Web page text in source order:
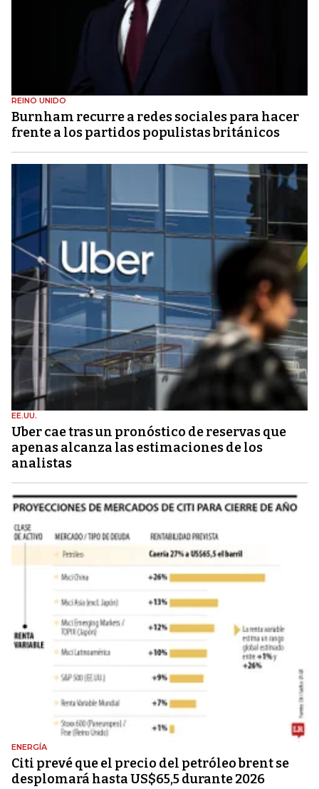
REINO UNIDO
Burnham recurre a redes sociales para hacer
frente a los partidos populistas británicos
EE.UU.
Uber cae tras un pronóstico de reservas que
apenas alcanza las estimaciones de los
analistas
ENERGÍA
Citi prevé que el precio del petróleo brent se
desplomará hasta US$65,5 durante 2026